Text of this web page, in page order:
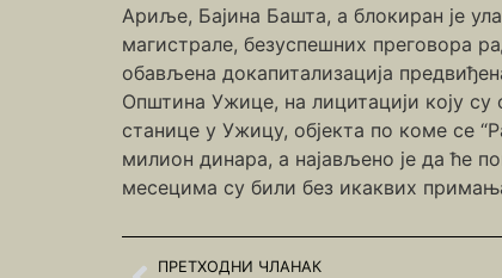
Ариље, Бајина Башта, а блокиран је
магистрале, безуспешних преговора
обављена докапитализација
Општина Ужице, на лицитацији коју су
станице у Ужицу, објекта по коме се
милион динара, а најављено је да ће
месецима су били без икаквих
ПРЕТХОДНИ ЧЛАНАК